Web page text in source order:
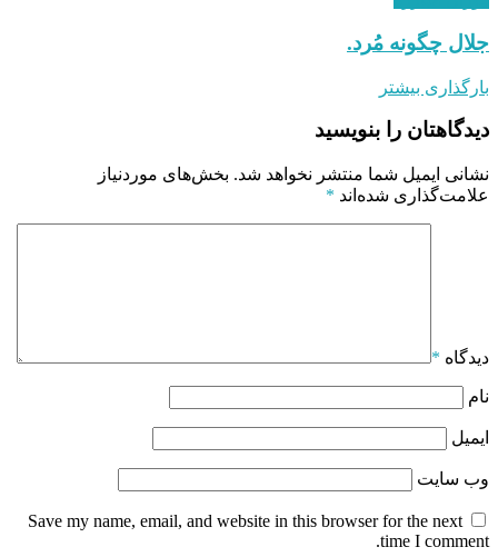
جلال چگونه مُرد.
بارگذاری بیشتر
دیدگاهتان را بنویسید
نشانی ایمیل شما منتشر نخواهد شد. بخش‌های موردنیاز
علامت‌گذاری شده‌اند *
دیدگاه *
نام
ایمیل
وب‌ سایت
Save my name, email, and website in this browser for the next
time I comment.